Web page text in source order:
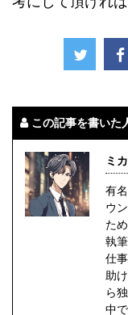
この記事を書いた
ミ
有
ウ
た
執
仕
助
ら
中で